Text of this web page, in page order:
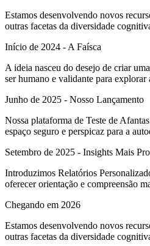
Estamos desenvolvendo novos
outras facetas da diversidade
Início de 2024 - A Faísca
A ideia nasceu do desejo de criar
ser humano e validante para explorar
Junho de 2025 - Nosso Lançamento
Nossa plataforma de Teste de
espaço seguro e perspicaz para a
Setembro de 2025 - Insights Mais
Introduzimos Relatórios
oferecer orientação e compreensão
Chegando em 2026
Estamos desenvolvendo novos
outras facetas da diversidade